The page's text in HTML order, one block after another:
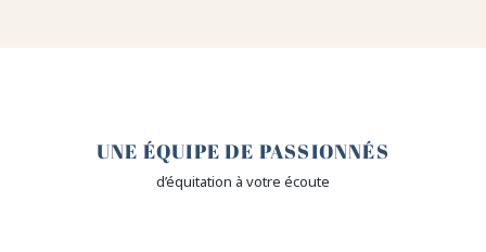
UNE ÉQUIPE DE PASSIONNÉS
d’équitation à votre écoute